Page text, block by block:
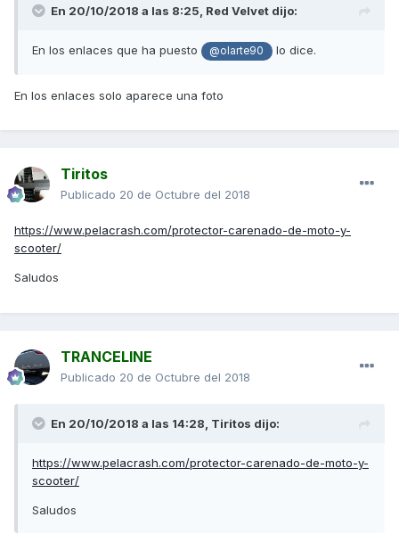
En 20/10/2018 a las 8:25, Red Velvet dijo:
En los enlaces que ha puesto @olarte90 lo dice.
En los enlaces solo aparece una foto
Tiritos
Publicado 20 de Octubre del 2018
https://www.pelacrash.com/protector-carenado-de-moto-y-
scooter/
Saludos
TRANCELINE
Publicado 20 de Octubre del 2018
En 20/10/2018 a las 14:28, Tiritos dijo:
https://www.pelacrash.com/protector-carenado-de-moto-y-
scooter/
Saludos